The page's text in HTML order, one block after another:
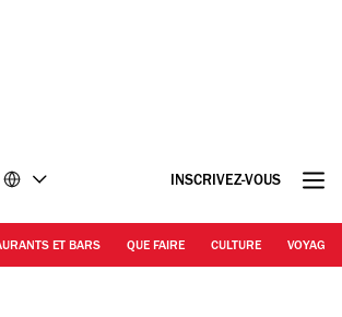
INSCRIVEZ-VOUS
ET BARS QUE FAIRE CULTURE VOYAGE